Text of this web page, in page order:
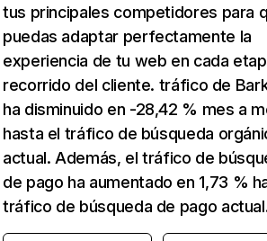
tus principales competidores para
puedas adaptar perfectamente la
experiencia de tu web en cada
recorrido del cliente. tráfico de
ha disminuido en -28,42 % mes a
hasta el tráfico de búsqueda
actual. Además, el tráfico de
de pago ha aumentado en 1,73 %
tráfico de búsqueda de pago